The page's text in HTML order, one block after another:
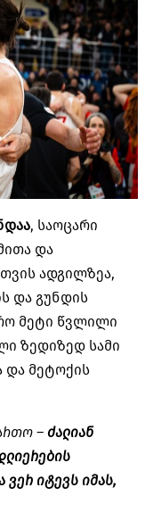
, საოცარი
და
ადგილზეა,
და გუნდის
მეტი წვლილი
ზედიზედ სამი
და მეტოქის
– ძალიან
ვერ იტევს იმას,